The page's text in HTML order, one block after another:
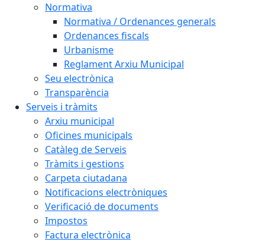
Normativa
Normativa / Ordenances generals
Ordenances fiscals
Urbanisme
Reglament Arxiu Municipal
Seu electrònica
Transparència
Serveis i tràmits
Arxiu municipal
Oficines municipals
Catàleg de Serveis
Tràmits i gestions
Carpeta ciutadana
Notificacions electròniques
Verificació de documents
Impostos
Factura electrònica